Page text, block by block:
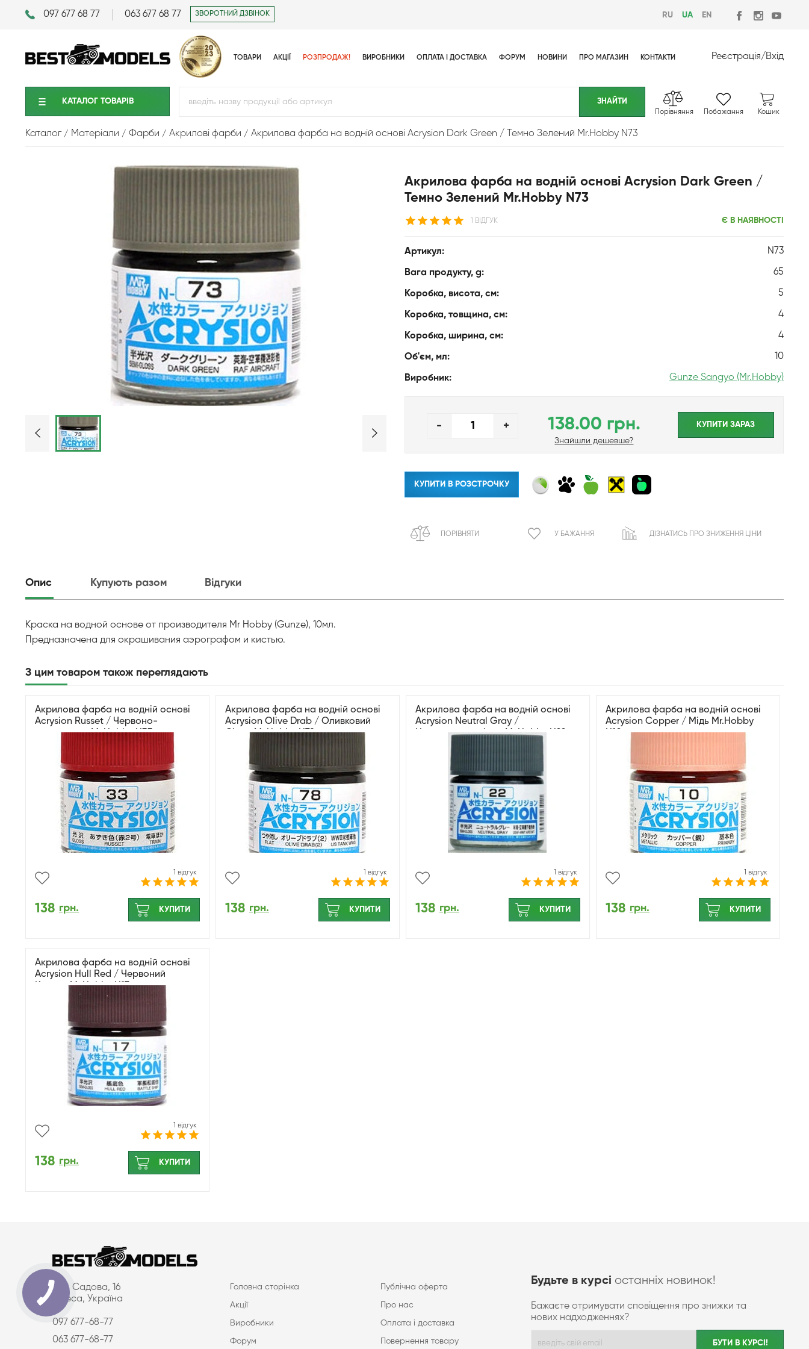
097 677 68 77 063 677 68 77 ЗВОРОТНИЙ ДЗВІНОК RU UA EN
ТОВАРИ АКЦІЇ РОЗПРОДАЖ! ВИРОБНИКИ ОПЛАТА І ДОСТАВКА ФОРУМ НОВИНИ ПРО МАГАЗИН КОНТАКТИ Реєстрація/Вхід
КАТАЛОГ ТОВАРIВ
Порівняння Побажання Кошик
Каталог Матеріали Фарби Акрилові фарби Акрилова фарба на водній основі Acrysion Dark Green / Темно Зелений Mr.Hobby N73
Акрилова фарба на водній основі Acrysion Dark Green /
Темно Зелений Mr.Hobby N73
1 ВІДГУК Є В НАЯВНОСТІ
Артикул: N73
Вага продукту, g: 65
Коробка, висота, см: 5
Коробка, товщина, см: 4
Коробка, ширина, см: 4
Об'єм, мл: 10
Виробник: Gunze Sangyo (Mr.Hobby)
- + 138.00 грн.
Знайшли дешевше?
КУПИТИ ЗАРАЗ
КУПИТИ В РОЗСТРОЧКУ
ПОРІВНЯТИ У БАЖАННЯ ДІЗНАТИСЬ ПРО ЗНИЖЕННЯ ЦІНИ
Опис Купують разом Відгуки
Краска на водной основе от производителя Mr Hobby (Gunze), 10мл.
Предназначена для окрашивания аэрографом и кистью.
З цим товаром також переглядають
Акрилова фарба на водній основі
Acrysion Russet / Червоно-
коричневий Mr.Hobby N33
1 відгук
138 грн. КУПИТИ
Акрилова фарба на водній основі
Acrysion Olive Drab / Оливковий
Сірий Mr.Hobby N78
1 відгук
138 грн. КУПИТИ
Акрилова фарба на водній основі
Acrysion Neutral Gray /
Нейтральний сірий Mr.Hobby N22
1 відгук
138 грн. КУПИТИ
Акрилова фарба на водній основі
Acrysion Copper / Мідь Mr.Hobby
1 відгук
138 грн. КУПИТИ
Акрилова фарба на водній основі
Acrysion Hull Red / Червоний
Корпус Mr.Hobby N17
1 відгук
138 грн. КУПИТИ
вул. Садова, 16
Одеса, Україна
097 677-68-77
063 677-68-77
Головна сторінка Публічна оферта
Акції Про нас
Виробники Оплата і доставка
Форум Повернення товару
Будьте в курсі останніх новинок!
Бажаєте отримувати сповіщення про знижки та
нових надходженнях?